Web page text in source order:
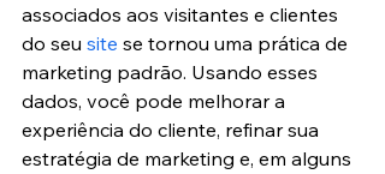
associados aos visitantes e clientes
do seu site se tornou uma prática de
marketing padrão. Usando esses
dados, você pode melhorar a
experiência do cliente, refinar sua
estratégia de marketing e, em alguns